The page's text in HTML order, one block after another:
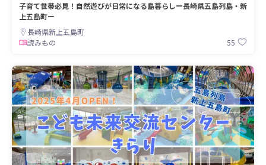
子育て世帯必見！自然遊びが日常になる島暮らしー長崎県五島列島・新
上五島町ー
長崎県新上五島町
読みもの
55